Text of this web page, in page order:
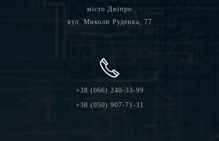
місто Дніпро
вул. Миколи Руденка, 77
+38 (066) 240-33-99
+38 (050) 907-71-31